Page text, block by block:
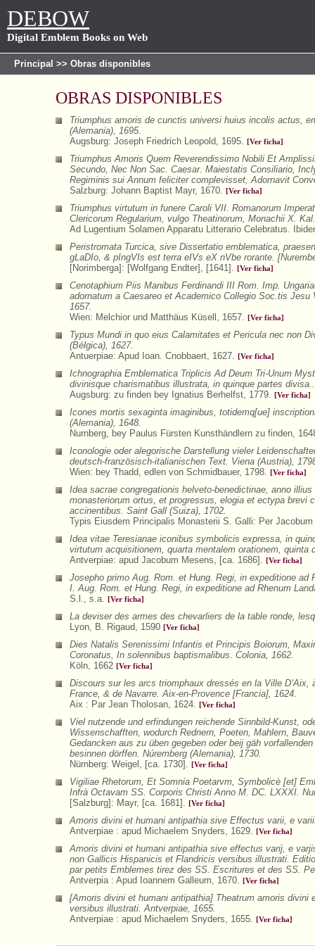
DEBOW
Digital Emblem Books on Web
Principal >> Obras disponibles
OBRAS DISPONIBLES
Triumphus amoris de cunctis universi huius incolis actus,
(Alemania), 1695.
Augsburg: Joseph Friedrich Leopold, 1695.
[Ver ficha]
Triumphus Amoris Quem Reverendissimo Nobili Et
Secundo, Nec Non Sac. Caesar. Maiestatis Consiliario,
Regiminis sui Annum feliciter complevisset, Adornavit
Salzburg: Johann Baptist Mayr, 1670.
[Ver ficha]
Triumphus virtutum in funere Caroli VII. Romanorum
Clericorum Regularium, vulgo Theatinorum, Monachii X.
Ad Lugentium Solamen Apparatu Litterario Celebratus.
Peristromata Turcica, sive Dissertatio emblematica,
gLaDIo, & pIngVIs est terra eIVs eX nVbe rorante.
[Norimberga]: [Wolfgang Endter], [1641].
[Ver ficha]
Cenotaphium Piis Manibus Ferdinandi III Rom. Imp.
adornatum a Caesareo et Academico Collegio Soc.tis
1657.
Wien: Melchior und Matthäus Küsell, 1657.
[Ver ficha]
Typus Mundi in quo eius Calamitates et Pericula nec non
(Bélgica), 1627.
Antuerpiae: Apud Ioan. Cnobbaert, 1627.
[Ver ficha]
Ichnographia Emblematica Triplicis Ad Deum Tri-Unum
divinisque charismatibus illustrata, in quinque partes
Augsburg: zu finden bey Ignatius Berhelfst, 1779.
[Ver ficha]
Icones mortis sexaginta imaginibus, totidemq[ue]
(Alemania), 1648.
Nurnberg, bey Paulus Fürsten Kunsthändlern zu finden,
Iconologie oder alegorische Darstellung vieler
deutsch-französisch-italianischen Text. Viena (Austria),
Wien: bey Thadd, edlen von Schmidbauer, 1798.
[Ver ficha]
Idea sacrae congregationis helveto-benedictinae, anno
monasteriorum ortus, et progressus, elogia et ectypa brevi
accinentibus. Saint Gall (Suiza), 1702.
Typis Eiusdem Principalis Monasterii S. Galli: Per
Idea vitae Teresianae iconibus symbolicis expressa, in
virtutum acquisitionem, quarta mentalem orationem,
Antverpiae: apud Jacobum Mesens, [ca. 1686].
[Ver ficha]
Josepho primo Aug. Rom. et Hung. Regi, in expeditione
I. Aug. Rom. et Hung. Regi, in expeditione ad Rhenum
S.l., s.a.
[Ver ficha]
La deviser des armes des chevarliers de la table ronde,
Lyon, B. Rigaud, 1590 [Ver ficha]
Dies Natalis Serenissimi Infantis et Principis Boiorum,
Coronatus, In solennibus baptismalibus. Colonia, 1662.
Köln, 1662 [Ver ficha]
Discours sur les arcs triomphaux dressés en la Ville
France, & de Navarre. Aix-en-Provence [Francia], 1624.
Aix : Par Jean Tholosan, 1624.
[Ver ficha]
Viel nutzende und erfindungen reichende Sinnbild-Kunst,
Wissenschafften, wodurch Rednern, Poeten, Mahlern,
Gedancken aus zu üben gegeben oder beij gäh
besinnen dörffen. Núremberg (Alemania), 1730.
Nürnberg: Weigel, [ca. 1730].
[Ver ficha]
Vigiliae Rhetorum, Et Somnia Poetarvm, Symbolicè [et]
Infrà Octavam SS. Corporis Christi Anno M. DC. LXXXI.
[Salzburg]: Mayr, [ca. 1681].
[Ver ficha]
Amoris divini et humani antipathia sive Effectus varii, e
Antverpiae : apud Michaelem Snyders, 1629.
[Ver ficha]
Amoris divini et humani antipathia sive effectus varij, e
non Gallicis Hispanicis et Flandricis versibus illustrati.
par petits Emblemes tirez des SS. Escritures et des SS.
Antverpia : Apud Ioannem Galleum, 1670.
[Ver ficha]
[Amoris divini et humani antipathia] Theatrum amoris
versibus illustrati. Antverpiae, 1655.
Antverpiae : apud Michaelem Snyders, 1655.
[Ver ficha]